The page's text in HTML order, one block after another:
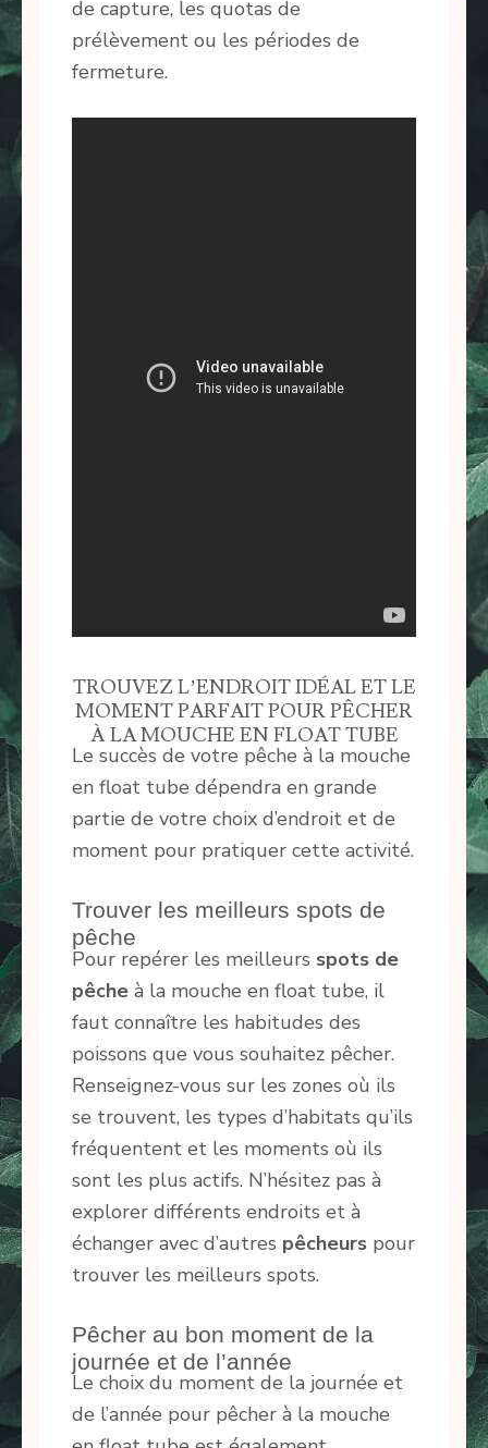
de capture, les quotas de
prélèvement ou les périodes de
fermeture.
TROUVEZ L’ENDROIT IDÉAL ET LE
MOMENT PARFAIT POUR PÊCHER
À LA MOUCHE EN FLOAT TUBE
Le succès de votre pêche à la mouche
en float tube dépendra en grande
partie de votre choix d’endroit et de
moment pour pratiquer cette activité.
Trouver les meilleurs spots de
pêche
Pour repérer les meilleurs spots de
pêche à la mouche en float tube, il
faut connaître les habitudes des
poissons que vous souhaitez pêcher.
Renseignez-vous sur les zones où ils
se trouvent, les types d’habitats qu’ils
fréquentent et les moments où ils
sont les plus actifs. N’hésitez pas à
explorer différents endroits et à
échanger avec d’autres pêcheurs pour
trouver les meilleurs spots.
Pêcher au bon moment de la
journée et de l’année
Le choix du moment de la journée et
de l’année pour pêcher à la mouche